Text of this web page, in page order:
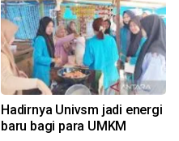
Hadirnya Univsm jadi energi
baru bagi para UMKM